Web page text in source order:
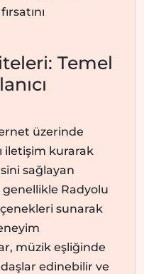
Temel
üzerinde
iletişim kurarak
sağlayan
Radyolu
sunarak
müzik eşliğinde
edinebilir ve